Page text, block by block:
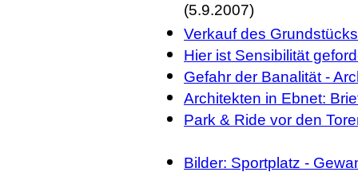
(5.9.2007)
Verkauf des
Hier ist Sensibilität
Gefahr der Banalität -
Architekten in Ebnet:
Park & Ride vor den
Bilder: Sportplatz -